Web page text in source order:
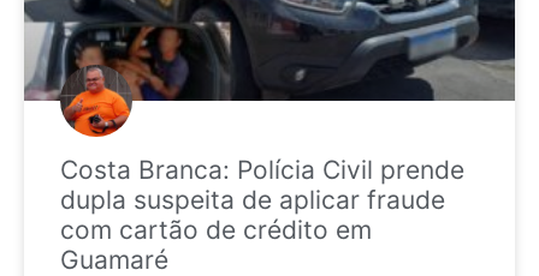
Costa Branca: Polícia Civil prende
dupla suspeita de aplicar fraude
com cartão de crédito em
Guamaré